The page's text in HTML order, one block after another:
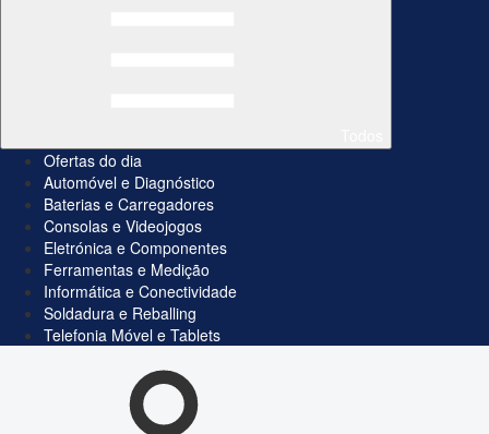
Ofertas do dia
Automóvel e Diagnóstico
Baterias e Carregadores
Consolas e Videojogos
Eletrónica e Componentes
Ferramentas e Medição
Informática e Conectividade
Soldadura e Reballing
Telefonia Móvel e Tablets